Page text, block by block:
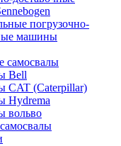
погрузочно-
машины
самосвалы
Bell
CAT (Caterpillar)
Hydrema
вольво